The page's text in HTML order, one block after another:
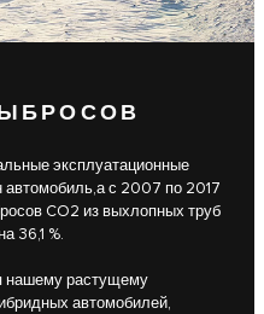
эксплуатационные
с 2007 по 2017
CO2 из выхлопных труб
36,1 %.
нашему растущему
автомобилей,